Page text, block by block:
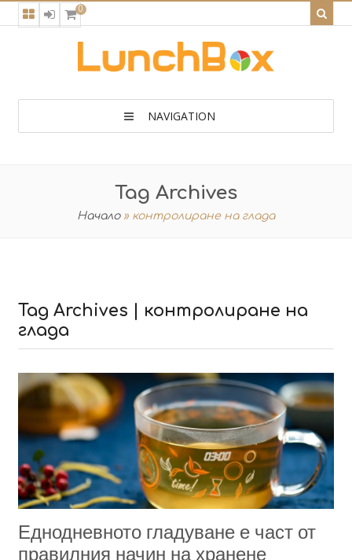
0
NAVIGATION
Tag Archives
Начало » контролиране на глада
Tag Archives | контролиране на
глада
Еднодневното гладуване е част от
правилния начин на хранене